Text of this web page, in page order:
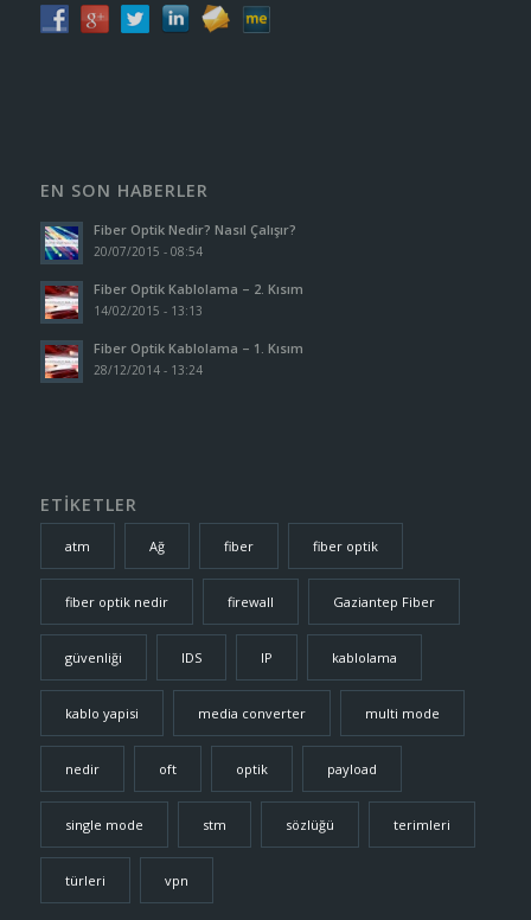
EN SON HABERLER
Fiber Optik Nedir? Nasıl Çalışır?
20/07/2015 - 08:54
Fiber Optik Kablolama – 2. Kısım
14/02/2015 - 13:13
Fiber Optik Kablolama – 1. Kısım
28/12/2014 - 13:24
ETİKETLER
atm Ağ fiber fiber optik
fiber optik nedir firewall Gaziantep Fiber
güvenliği IDS IP kablolama
kablo yapisi media converter multi mode
nedir oft optik payload
single mode stm sözlüğü terimleri
türleri vpn